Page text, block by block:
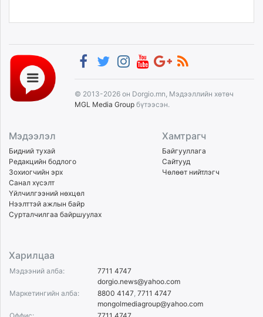
© 2013-2026 он Dorgio.mn, Мэдээллийн хөтөч
MGL Media Group бүтээсэн.
Мэдээлэл
Бидний тухай
Редакцийн бодлого
Зохиогчийн эрх
Санал хүсэлт
Үйлчилгээний нөхцөл
Нээлттэй ажлын байр
Сурталчилгаа байршуулах
Хамтрагч
Байгууллага
Сайтууд
Чөлөөт нийтлэгч
Харилцаа
Мэдээний алба:
7711 4747
dorgio.news@yahoo.com
Маркетингийн алба:
8800 4147 7711 4747
mongolmediagroup@yahoo.com